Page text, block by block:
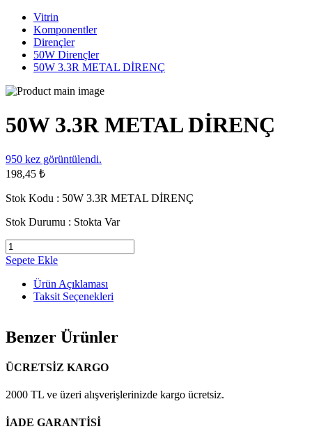
Vitrin
Komponentler
Dirençler
50W Dirençler
50W 3.3R METAL DİRENÇ
50W 3.3R METAL DİRENÇ
950 kez görüntülendi.
198,45 ₺
Stok Kodu : 50W 3.3R METAL DİRENÇ
Stok Durumu : Stokta Var
Sepete Ekle
Ürün Açıklaması
Taksit Seçenekleri
Benzer Ürünler
ÜCRETSİZ KARGO
2000 TL ve üzeri alışverişlerinizde kargo ücretsiz.
İADE GARANTİSİ